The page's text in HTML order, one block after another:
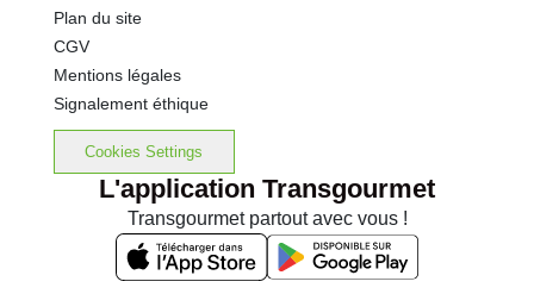
Plan du site
CGV
Mentions légales
Signalement éthique
Cookies Settings
L'application Transgourmet
Transgourmet partout avec vous !